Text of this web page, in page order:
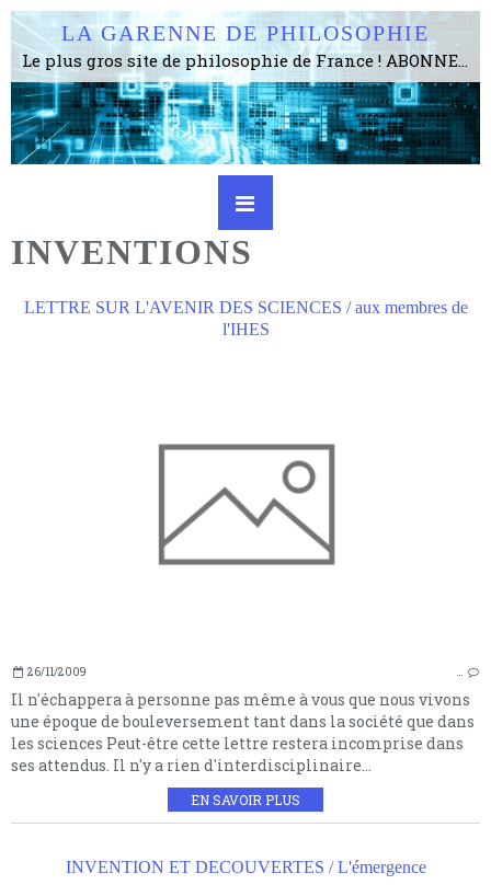
LA GARENNE DE PHILOSOPHIE
Le plus gros site de philosophie de France ! ABONNEZ-VOUS ! 4115 Articles, 1634 abonné·e·s, depuis 2006 . . . . . . . . 2 852 214 pages vues jusqu'à présent. Prestance et être apte à un plus grand nombre de choses.
INVENTIONS
LETTRE SUR L'AVENIR DES SCIENCES / aux membres de
l'IHES
26/11/2009 …
Il n'échappera à personne pas même à vous que nous vivons
une époque de bouleversement tant dans la société que dans
les sciences Peut-être cette lettre restera incomprise dans
ses attendus. Il n'y a rien d'interdisciplinaire...
EN SAVOIR PLUS
INVENTION ET DECOUVERTES / L'émergence